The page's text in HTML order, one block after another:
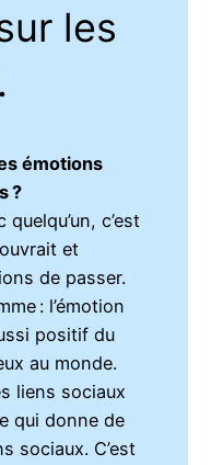
les
émotions
?
c’est
et
de passer.
: l’émotion
positif du
au monde.
liens sociaux
qui donne de
sociaux. C’est